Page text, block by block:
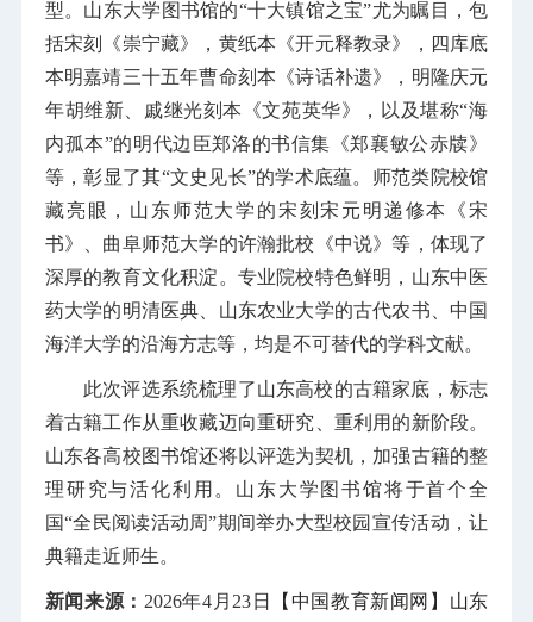
型。山东大学图书馆的“十大镇馆之宝”尤为瞩目，包
括宋刻《崇宁藏》，黄纸本《开元释教录》，四库底
本明嘉靖三十五年曹命刻本《诗话补遗》，明隆庆元
年胡维新、戚继光刻本《文苑英华》，以及堪称“海
内孤本”的明代边臣郑洛的书信集《郑襄敏公赤牍》
等，彰显了其“文史见长”的学术底蕴。师范类院校馆
藏亮眼，山东师范大学的宋刻宋元明递修本《宋
书》、曲阜师范大学的许瀚批校《中说》等，体现了
深厚的教育文化积淀。专业院校特色鲜明，山东中医
药大学的明清医典、山东农业大学的古代农书、中国
海洋大学的沿海方志等，均是不可替代的学科文献。
此次评选系统梳理了山东高校的古籍家底，标志
着古籍工作从重收藏迈向重研究、重利用的新阶段。
山东各高校图书馆还将以评选为契机，加强古籍的整
理研究与活化利用。山东大学图书馆将于首个全
国“全民阅读活动周”期间举办大型校园宣传活动，让
典籍走近师生。
新闻来源： 2026年4月23日
【中国教育新闻网】山东